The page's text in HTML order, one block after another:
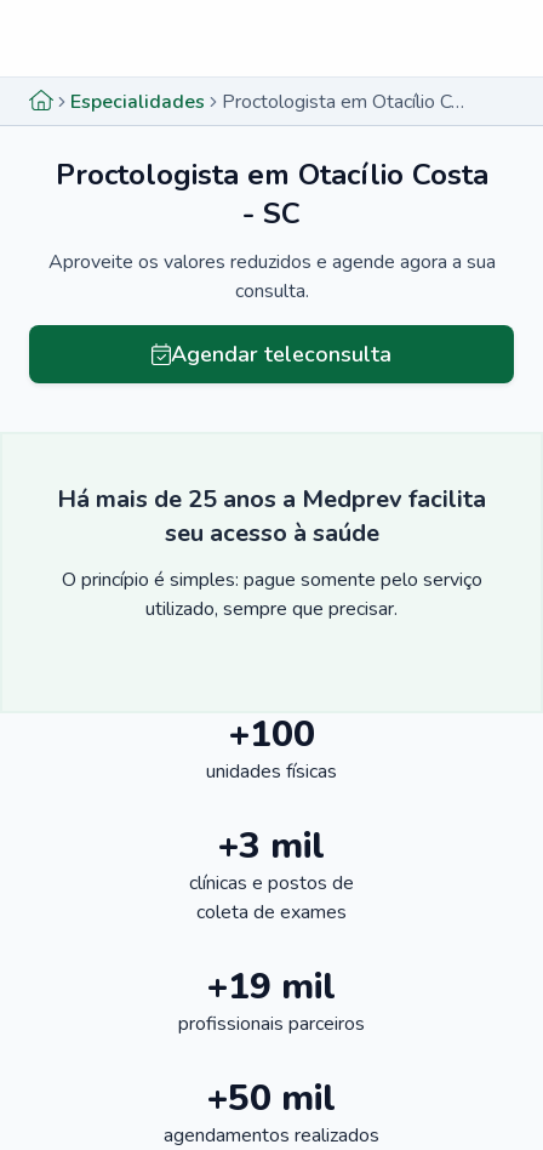
Especialidades Proctologista em Otacílio Costa - SC
Proctologista em Otacílio Costa
- SC
Aproveite os valores reduzidos e agende agora a sua
consulta.
Agendar teleconsulta
Há mais de 25 anos a Medprev facilita
seu acesso à saúde
O princípio é simples: pague somente pelo serviço
utilizado, sempre que precisar.
+100
unidades físicas
+3 mil
clínicas e postos de
coleta de exames
+19 mil
profissionais parceiros
+50 mil
agendamentos realizados